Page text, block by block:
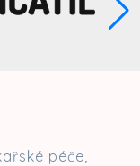
péče,